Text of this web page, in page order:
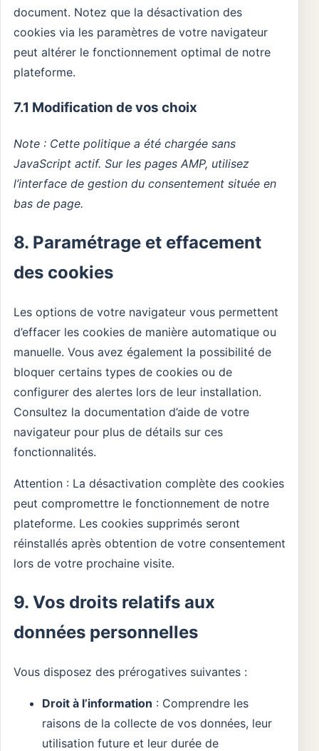
document. Notez que la désactivation des
cookies via les paramètres de votre navigateur
peut altérer le fonctionnement optimal de notre
plateforme.
7.1 Modification de vos choix
Note : Cette politique a été chargée sans
JavaScript actif. Sur les pages AMP, utilisez
l’interface de gestion du consentement située en
bas de page.
8. Paramétrage et effacement
des cookies
Les options de votre navigateur vous permettent
d’effacer les cookies de manière automatique ou
manuelle. Vous avez également la possibilité de
bloquer certains types de cookies ou de
configurer des alertes lors de leur installation.
Consultez la documentation d’aide de votre
navigateur pour plus de détails sur ces
fonctionnalités.
Attention : La désactivation complète des cookies
peut compromettre le fonctionnement de notre
plateforme. Les cookies supprimés seront
réinstallés après obtention de votre consentement
lors de votre prochaine visite.
9. Vos droits relatifs aux
données personnelles
Vous disposez des prérogatives suivantes :
Droit à l’information : Comprendre les
raisons de la collecte de vos données, leur
utilisation future et leur durée de